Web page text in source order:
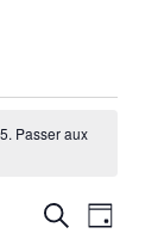
Passer aux
Recherche
Jour